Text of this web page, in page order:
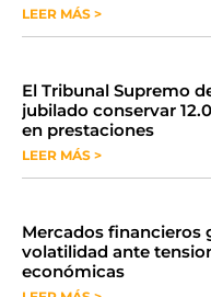
LEER MÁS >
​El Tribunal Supremo
jubilado conservar
en prestaciones
LEER MÁS >
Mercados financieros
volatilidad ante
económicas